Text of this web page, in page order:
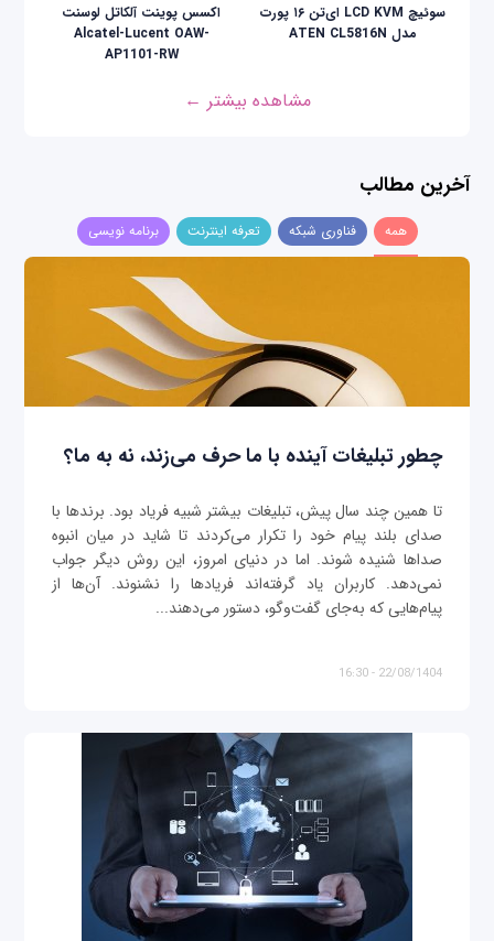
سوئيچ LCD KVM ای‌تن ۱۶ پورت
مدل ATEN CL5816N
اکسس ‌پوینت آلکاتل لوسنت
Alcatel-Lucent OAW-
AP1101-RW
مشاهده بیشتر ←
آخرین مطالب
همه فناوری شبکه تعرفه اینترنت برنامه نویسی
چطور تبلیغات آینده با ما حرف می‌زند، نه به ما؟
تا همین چند سال پیش، تبلیغات بیشتر شبیه فریاد بود. برندها با
صدای بلند پیام خود را تکرار می‌کردند تا شاید در میان انبوه
صداها شنیده شوند. اما در دنیای امروز، این روش دیگر جواب
نمی‌دهد. کاربران یاد گرفته‌اند فریادها را نشنوند. آن‌ها از
پیام‌هایی که به‌جای گفت‌وگو، دستور می‌دهند...
22/08/1404 - 16:30